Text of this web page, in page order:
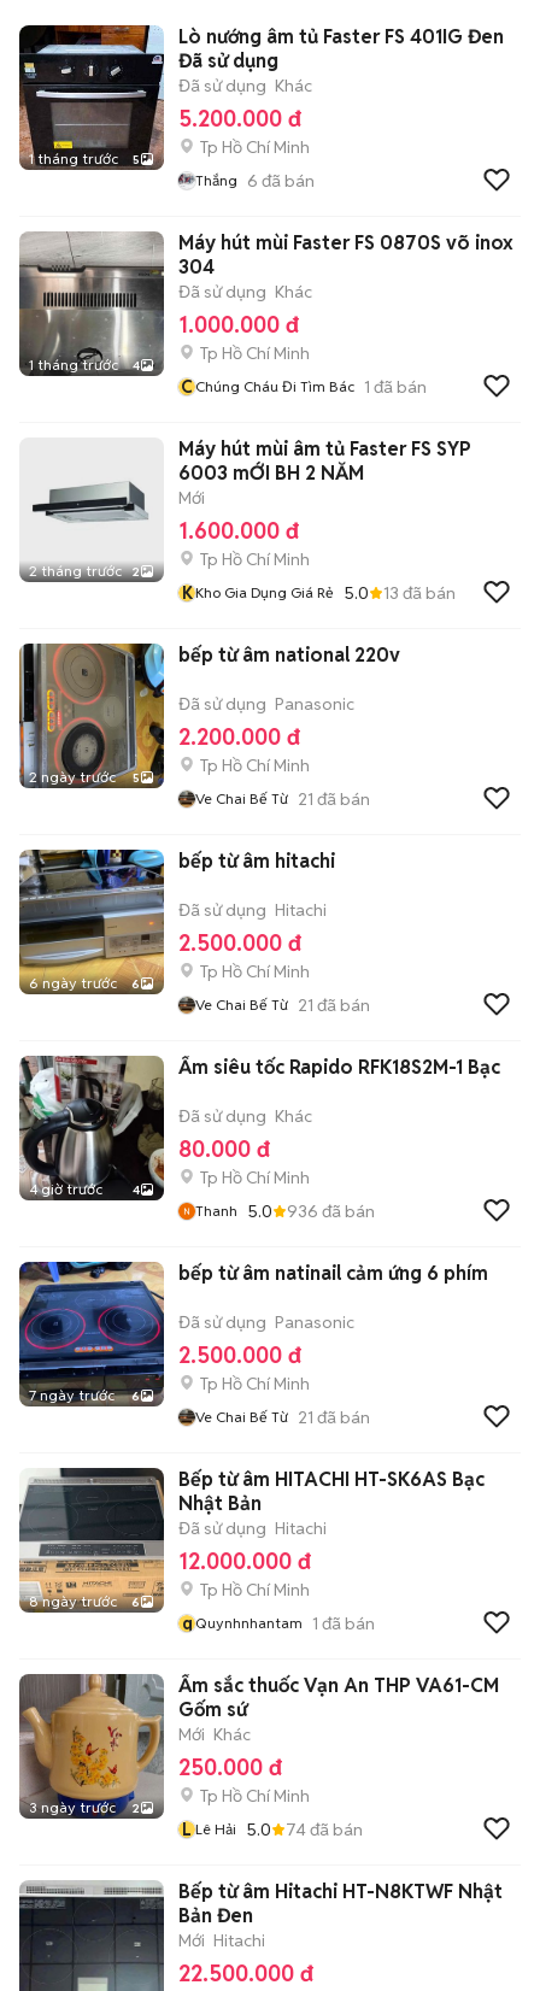
1 tháng trước 5
Lò nướng âm tủ Faster FS 401IG Đen
Đã sử dụng
Đã sử dụng Khác
5.200.000 đ
Tp Hồ Chí Minh
Thắng 6 đã bán
1 tháng trước 4
Máy hút mùi Faster FS 0870S võ inox
304
Đã sử dụng Khác
1.000.000 đ
Tp Hồ Chí Minh
CChúng Cháu Đi Tìm Bác 1 đã bán
2 tháng trước 2
Máy hút mùi âm tủ Faster FS SYP
6003 mỚI BH 2 NĂM
Mới
1.600.000 đ
Tp Hồ Chí Minh
KKho Gia Dụng Giá Rẻ 5.0 13 đã bán
2 ngày trước 5
bếp từ âm national 220v
Đã sử dụng Panasonic
2.200.000 đ
Tp Hồ Chí Minh
Ve Chai Bế Từ 21 đã bán
6 ngày trước 6
bếp từ âm hitachi
Đã sử dụng Hitachi
2.500.000 đ
Tp Hồ Chí Minh
Ve Chai Bế Từ 21 đã bán
4 giờ trước 4
Ấm siêu tốc Rapido RFK18S2M-1 Bạc
Đã sử dụng Khác
80.000 đ
Tp Hồ Chí Minh
Thanh 5.0 936 đã bán
7 ngày trước 6
bếp từ âm natinail cảm ứng 6 phím
Đã sử dụng Panasonic
2.500.000 đ
Tp Hồ Chí Minh
Ve Chai Bế Từ 21 đã bán
8 ngày trước 6
Bếp từ âm HITACHI HT-SK6AS Bạc
Nhật Bản
Đã sử dụng Hitachi
12.000.000 đ
Tp Hồ Chí Minh
qQuynhnhantam 1 đã bán
3 ngày trước 2
Ấm sắc thuốc Vạn An THP VA61-CM
Gốm sứ
Mới Khác
250.000 đ
Tp Hồ Chí Minh
L Lê Hải 5.0 74đã bán
Bếp từ âm Hitachi HT-N8KTWF Nhật
Bản Đen
Mới Hitachi
22.500.000 đ